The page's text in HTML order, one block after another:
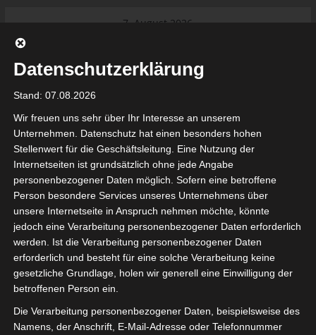
7. August 2026
beginnt am 22. und 23. August
2026 (Update)
Meisterschaft an
Ligue 1 Pro: Spielplan der ersten 15
Spieltage der Saison 2026/2027
Ligue 2 Pro Tunesien 2026/2027 –
Saison beginnt am am 19./20.
September 2026
Internationaler Sportgerichtshof
lehnt Eilverfahren ab – AS Soliman
steuert auf die Ligue 2 zu
tunesienfussball.de
Tunesien Ligafußball
von Google Adsense (Google Ireland Limited, Gordon House, Barrow
Ireland) benötigen wir laut DSGVO Ihre Zustimmung. Es werden seitens
Daten erhoben, verarbeitet und gespeichert. Welche Daten genau
bitte den Datenschutzbedingungen.
Google Adsenseist deaktiviert. ✓ Erlauben Datenschutzbedingungen
Datenschutzerklärung
Stand: 07.08.2026
Wir freuen uns sehr über Ihr Interesse an unserem
Unternehmen. Datenschutz hat einen besonders hohen
Stellenwert für die Geschäftsleitung. Eine Nutzung der
Internetseiten ist grundsätzlich ohne jede Angabe
personenbezogener Daten möglich. Sofern eine betroffene
Person besondere Services unseres Unternehmens über
unsere Internetseite in Anspruch nehmen möchte, könnte
jedoch eine Verarbeitung personenbezogener Daten erforderlich
werden. Ist die Verarbeitung personenbezogener Daten
erforderlich und besteht für eine solche Verarbeitung keine
gesetzliche Grundlage, holen wir generell eine Einwilligung der
betroffenen Person ein.
Die Verarbeitung personenbezogener Daten, beispielsweise des
Namens, der Anschrift, E-Mail-Adresse oder Telefonnummer